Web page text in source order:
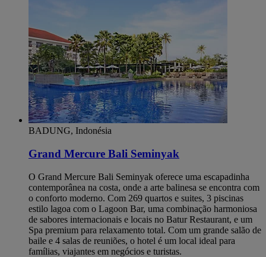
BADUNG, Indonésia
Grand Mercure Bali Seminyak
O Grand Mercure Bali Seminyak oferece uma escapadinha
contemporânea na costa, onde a arte balinesa se encontra com
o conforto moderno. Com 269 quartos e suites, 3 piscinas
estilo lagoa com o Lagoon Bar, uma combinação harmoniosa
de sabores internacionais e locais no Batur Restaurant, e um
Spa premium para relaxamento total. Com um grande salão de
baile e 4 salas de reuniões, o hotel é um local ideal para
famílias, viajantes em negócios e turistas.